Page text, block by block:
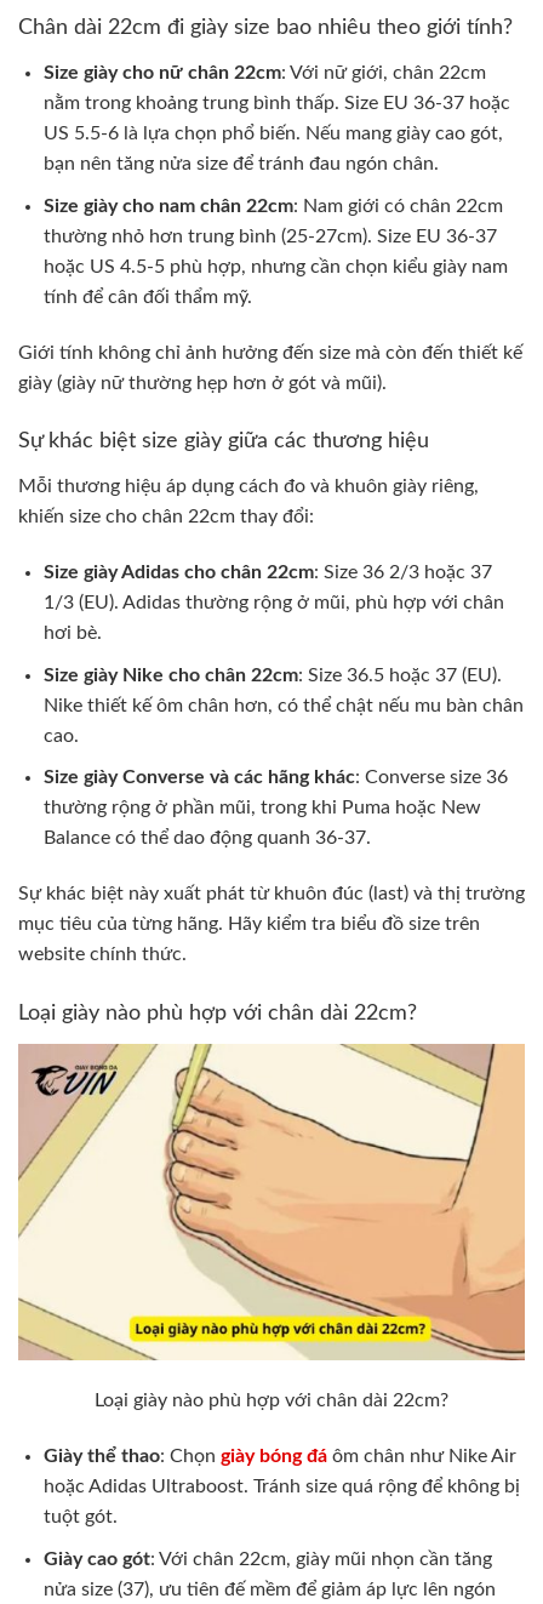
Chân dài 22cm đi giày size bao nhiêu theo giới tính?
Size giày cho nữ chân 22cm: Với nữ giới, chân 22cm
nằm trong khoảng trung bình thấp. Size EU 36-37 hoặc
US 5.5-6 là lựa chọn phổ biến. Nếu mang giày cao gót,
bạn nên tăng nửa size để tránh đau ngón chân.
Size giày cho nam chân 22cm: Nam giới có chân 22cm
thường nhỏ hơn trung bình (25-27cm). Size EU 36-37
hoặc US 4.5-5 phù hợp, nhưng cần chọn kiểu giày nam
tính để cân đối thẩm mỹ.
Giới tính không chỉ ảnh hưởng đến size mà còn đến thiết kế
giày (giày nữ thường hẹp hơn ở gót và mũi).
Sự khác biệt size giày giữa các thương hiệu
Mỗi thương hiệu áp dụng cách đo và khuôn giày riêng,
khiến size cho chân 22cm thay đổi:
Size giày Adidas cho chân 22cm: Size 36 2/3 hoặc 37
1/3 (EU). Adidas thường rộng ở mũi, phù hợp với chân
hơi bè.
Size giày Nike cho chân 22cm: Size 36.5 hoặc 37 (EU).
Nike thiết kế ôm chân hơn, có thể chật nếu mu bàn chân
cao.
Size giày Converse và các hãng khác: Converse size 36
thường rộng ở phần mũi, trong khi Puma hoặc New
Balance có thể dao động quanh 36-37.
Sự khác biệt này xuất phát từ khuôn đúc (last) và thị trường
mục tiêu của từng hãng. Hãy kiểm tra biểu đồ size trên
website chính thức.
Loại giày nào phù hợp với chân dài 22cm?
Loại giày nào phù hợp với chân dài 22cm?
Giày thể thao: Chọn giày bóng đáôm chân như Nike Air
hoặc Adidas Ultraboost. Tránh size quá rộng để không bị
tuột gót.
Giày cao gót: Với chân 22cm, giày mũi nhọn cần tăng
nửa size (37), ưu tiên đế mềm để giảm áp lực lên ngón